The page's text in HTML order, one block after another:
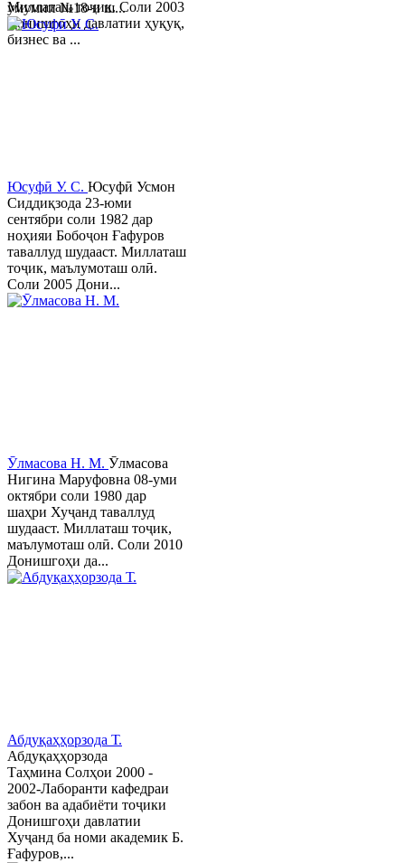
Миллаташ тоҷик. Соли 2003
Донишгоҳи давлатии ҳуқуқ,
бизнес ва ...
умумии №18-и ш...
Юсуфӣ У. C. Юсуфӣ Усмон
Сиддиқзода 23-юми
сентябри соли 1982 дар
ноҳияи Бобоҷон Ғафуров
таваллуд шудааст. Миллаташ
тоҷик, маълумоташ олӣ.
Соли 2005 Дони...
Ӯлмасова Н. М. Ӯлмасова
Нигина Маруфовна 08-уми
октябри соли 1980 дар
шаҳри Хуҷанд таваллуд
шудааст. Миллаташ тоҷик,
маълумоташ олӣ. Соли 2010
Донишгоҳи да...
Абдуқаҳҳорзода Т.
Абдуқаҳҳорзода
Таҳмина Солҳои 2000 -
2002-Лаборанти кафедраи
забон ва адабиёти тоҷики
Донишгоҳи давлатии
Хуҷанд ба номи академик Б.
Ғафуров,...